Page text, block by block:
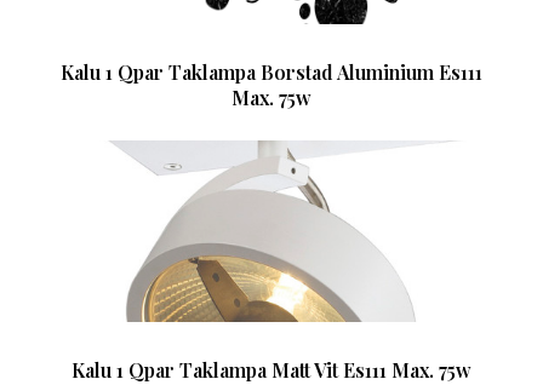
Kalu 1 Qpar Taklampa Borstad Aluminium Es111
Max. 75w
Kalu 1 Qpar Taklampa Matt Vit Es111 Max. 75w